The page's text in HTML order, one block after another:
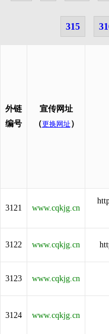
315
外链
编号
宣传网址
（更换网址 ）
3121 www.cqkjg.cn
3122 www.cqkjg.cn
3123 www.cqkjg.cn
3124 www.cqkjg.cn